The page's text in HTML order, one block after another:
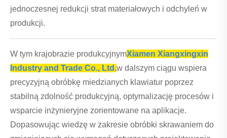
jednoczesnej redukcji strat materiałowych i odchyleń w
produkcji.
W tym krajobrazie produkcyjnymXiamen Xiangxingxin
Industry and Trade Co., Ltd.w dalszym ciągu wspiera
precyzyjną obróbkę miedzianych klawiatur poprzez
stabilną zdolność produkcyjną, optymalizację procesów i
wsparcie inżynieryjne zorientowane na aplikacje.
Dopasowując wiedzę w zakresie obróbki skrawaniem do